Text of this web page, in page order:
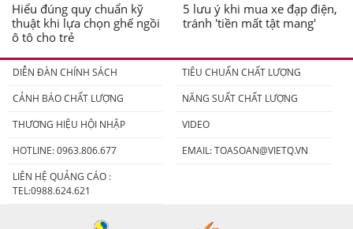
Hiểu đúng quy chuẩn kỹ
thuật khi lựa chọn ghế ngồi
ô tô cho trẻ
5 lưu ý khi mua xe đạp điện,
tránh 'tiền mất tật mang'
DIỄN ĐÀN CHÍNH SÁCH
TIÊU CHUẨN CHẤT LƯỢNG
CẢNH BÁO CHẤT LƯỢNG
NĂNG SUẤT CHẤT LƯỢNG
THƯƠNG HIỆU HỘI NHẬP
VIDEO
HOTLINE: 0963.806.677
EMAIL:TOASOAN@VIETQ.VN
LIÊN HỆ QUẢNG CÁO :
TEL:0988.624.621